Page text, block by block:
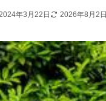
年3月22日 2026年8月2日